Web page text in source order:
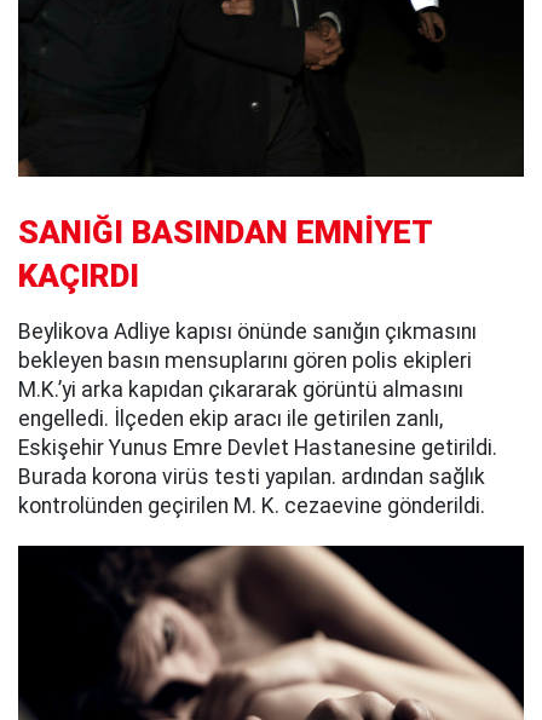
SANIĞI BASINDAN EMNİYET
KAÇIRDI
Beylikova Adliye kapısı önünde sanığın çıkmasını
bekleyen basın mensuplarını gören polis ekipleri
M.K.’yi arka kapıdan çıkararak görüntü almasını
engelledi. İlçeden ekip aracı ile getirilen zanlı,
Eskişehir Yunus Emre Devlet Hastanesine getirildi.
Burada korona virüs testi yapılan. ardından sağlık
kontrolünden geçirilen M. K. cezaevine gönderildi.